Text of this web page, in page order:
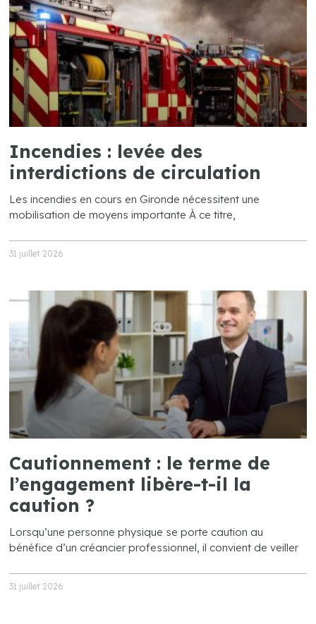
Incendies : levée des
interdictions de circulation
Les incendies en cours en Gironde nécessitent une
mobilisation de moyens importante À ce titre,
31 juillet 2026
Cautionnement : le terme de
l’engagement libère-t-il la
caution ?
Lorsqu’une personne physique se porte caution au
bénéfice d’un créancier professionnel, il convient de veiller
31 juillet 2026